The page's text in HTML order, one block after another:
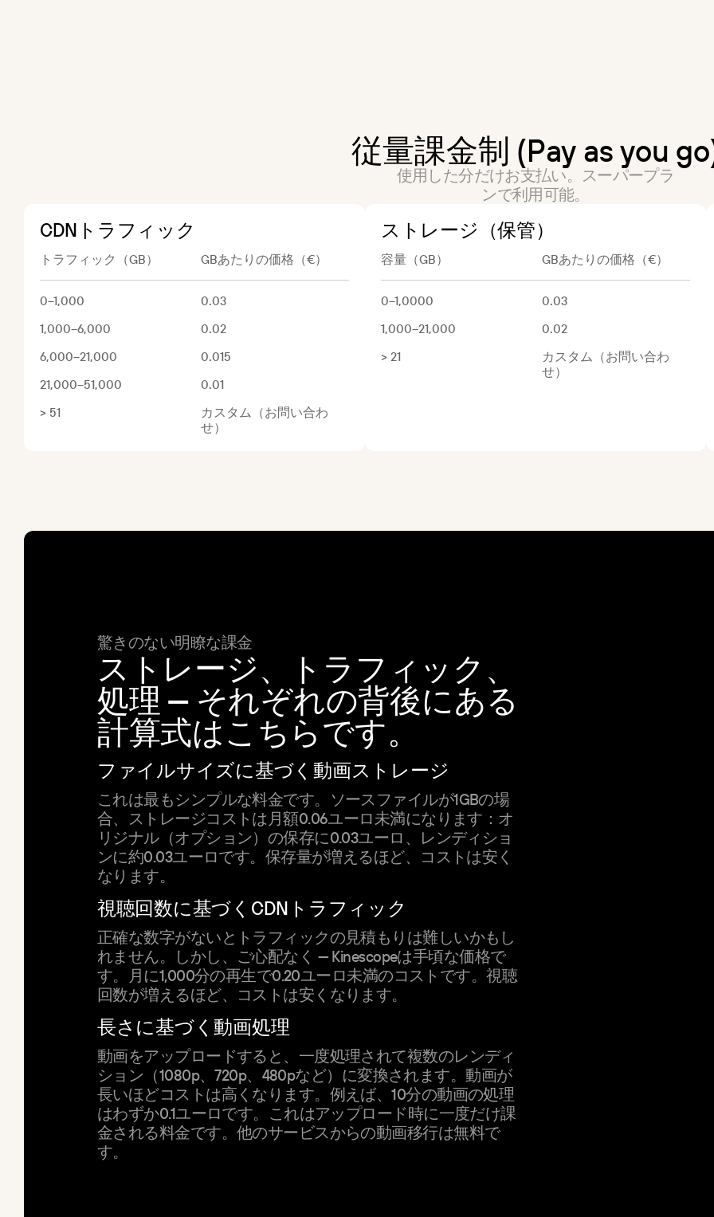
従量課金制 (Pay asyou go
使用した分だけお支払い。スーパープラ
ンで利用可能。
CDNトラフィック
トラフィック（GB） GBあたりの価格（€）
0–1,000
0.03
1,000–6,000
0.02
6,000–21,000
0.015
21,000–51,000
0.01
> 51
カスタム（お問い合わ
せ）
ストレージ（保管）
容量（GB） GBあたりの価格（€）
0–1,0000
0.03
1,000–21,000
0.02
> 21
カスタム（お問い合わ
せ）
驚きのない明瞭な課金
ストレージ、トラフィック、
処理 — それぞれの背後にある
計算式はこちらです。
ファイルサイズに基づく動画ストレージ
これは最もシンプルな料金です。ソースファイルが1GBの場
合、ストレージコストは月額0.06ユーロ未満になります：オ
リジナル（オプション）の保存に0.03ユーロ、レンディショ
ンに約0.03ユーロです。保存量が増えるほど、コストは安く
なります。
視聴回数に基づくCDNトラフィック
正確な数字がないとトラフィックの見積もりは難しいかもし
れません。しかし、ご心配なく — Kinescopeは手頃な価格で
す。月に1,000分の再生で0.20ユーロ未満のコストです。視聴
回数が増えるほど、コストは安くなります。
長さに基づく動画処理
動画をアップロードすると、一度処理されて複数のレンディ
ション（1080p、720p、480pなど）に変換されます。動画が
長いほどコストは高くなります。例えば、10分の動画の処理
はわずか0.1ユーロです。これはアップロード時に一度だけ課
金される料金です。他のサービスからの動画移行は無料で
す。